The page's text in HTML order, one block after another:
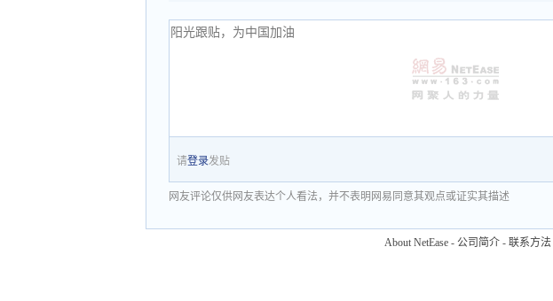
请登录发贴
网友评论仅供网友表达个人看法，并不表明网易同意其观点或证实其描述
About NetEase - 公司简介 - 联系方法